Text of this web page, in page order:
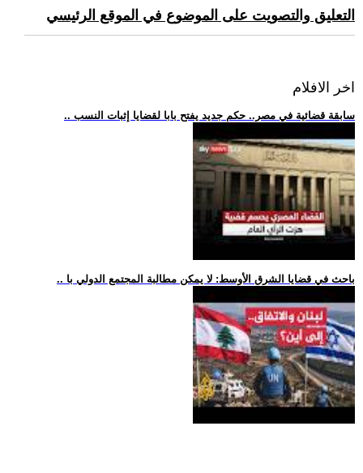
التعليق والتصويت على الموضوع في الموقع الرئيسي
اخر الافلام
.. سابقة قضائية في مصر.. حكم جديد يفتح بابا لقضايا إثبات النسب
.. باحث في قضايا الشرق الأوسط: لا يمكن مطالبة المجتمع الدولي با